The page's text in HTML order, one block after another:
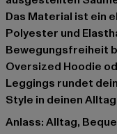
Das Material ist ein
Polyester und
Bewegungsfreiheit
Oversized Hoodie
Leggings rundet
Style in deinen
Anlass: Alltag,